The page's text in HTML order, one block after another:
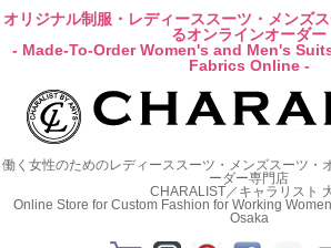
オリジナル制服・レディーススーツ・メンズ
るオンラインオーダー
- Made-To-Order Women's and Men's
Fabrics Online -
働く女性のためのレディーススーツ・メンズスーツ・
ーダー専門店
CHARALIST／キャラリスト
Online Store for Custom Fashion for Working
Osaka